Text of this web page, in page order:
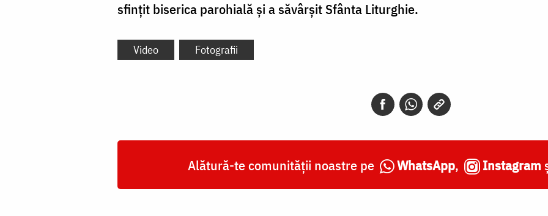
sfințit biserica parohială și a săvârșit Sfânta Liturghie.
Video Fotografii
Alătură-te comunității noastre pe WhatsApp, Instagram